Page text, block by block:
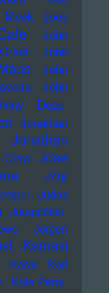
Meek Joey
John
John
John
John
Depp
Jonathan
Jonathan
Crew Jose
Joy
Judas
Jungstötter
Jürgen
Kamasi
Karat
Karl
Kate Perry